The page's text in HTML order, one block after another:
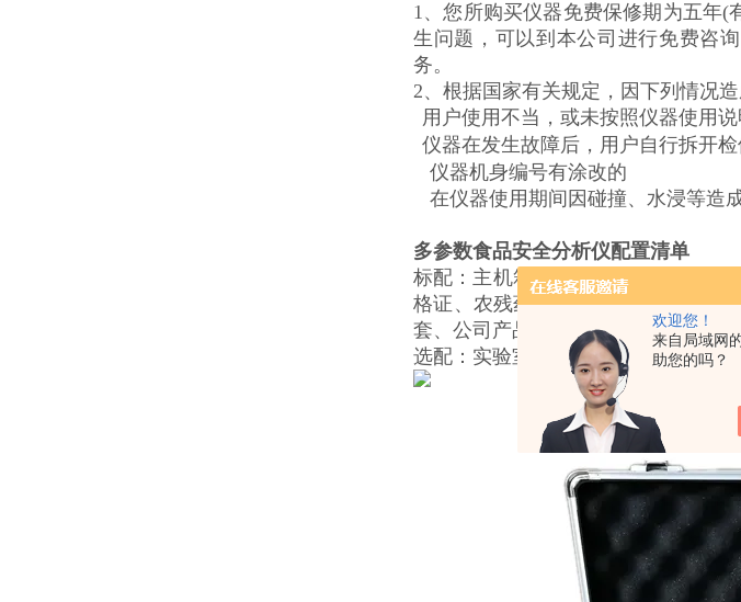
欢迎您！
来自局域网
助您的吗？
1、您所购买仪器免费保修期为五年
生问题，可以到本公司进行免费咨
务。
2、根据国家有关规定，因下列情况
用户使用不当，或未按照仪器使用
仪器在发生故障后，用户自行拆开
仪器机身编号有涂改的
在仪器使用期间因碰撞、水浸等造
多参数食品安全分析仪配置清单
标配：主机箱（内置打印机）、药
格证、农残药剂、三角瓶、容量瓶
套、公司产品册
选配：实验室纯水机、重金属药剂、